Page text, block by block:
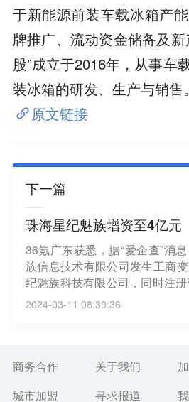
于新能源前装车载冰箱产
牌推广、流动资金储备及
股”成立于2016年，从事车
装冰箱的研发、生产与销售。
原文链接
下一篇
珠海星纪魅族增资至4亿元
36氪广东获悉，据“爱企查”消
族信息技术有限公司发生工商
纪魅族科技有限公司，同时注
元，增幅100%。珠海星纪魅
立于2012年12月，法定代表人
互联网信息服务、移动终端
由湖北星纪魅族科技有限公司
2024-03-11 08:39:36
商务合作 关于我们
城市加盟
寻求报道 我